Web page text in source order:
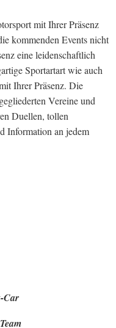
mit Ihrer Präsenz
kommenden Events nicht
eine leidenschaftlich
Sportartart wie auch
Ihrer Präsenz. Die
Vereine und
Duellen, tollen
Information an jedem
Car